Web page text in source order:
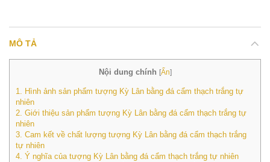
MÔ TẢ
Nội dung chính [Ẩn]
1. Hình ảnh sản phẩm tượng Kỳ Lân bằng đá cẩm thạch trắng tự
nhiên
2. Giới thiệu sản phẩm tượng Kỳ Lân bằng đá cẩm thạch trắng tự
nhiên
3. Cam kết về chất lượng tượng Kỳ Lân bằng đá cẩm thạch trắng
tự nhiên
4. Ý nghĩa của tượng Kỳ Lân bằng đá cẩm thạch trắng tự nhiên